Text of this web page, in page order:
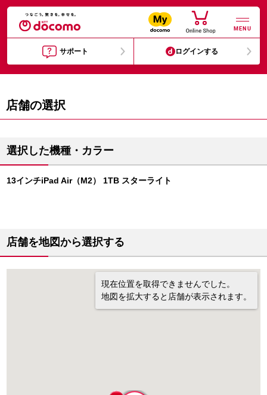
MENU
サポート ログインする
店舗の選択
選択した機種・カラー
13インチiPad Air（M2） 1TB スターライト
店舗を地図から選択する
現在位置を取得できませんでした。
地図を拡大すると店舗が表示されます。